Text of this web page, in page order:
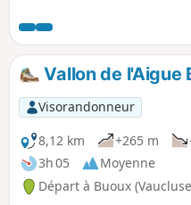
l'Aiguebrun et du site
falaises de Buoux. Elle peut
toute saison et elle est
Vallon de l'Aigue
Visorandonneur
8,12 km
+265 m
3h 05
Moyenne
Départ à Buoux